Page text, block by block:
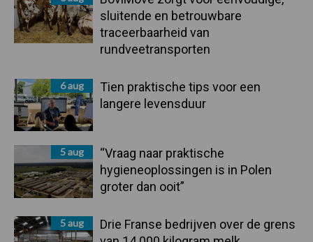
sluitende en betrouwbare
traceerbaarheid van
rundveetransporten
6 aug
Tien praktische tips voor een
langere levensduur
5 aug
“Vraag naar praktische
hygieneoplossingen is in Polen
groter dan ooit”
5 aug
Drie Franse bedrijven over de grens